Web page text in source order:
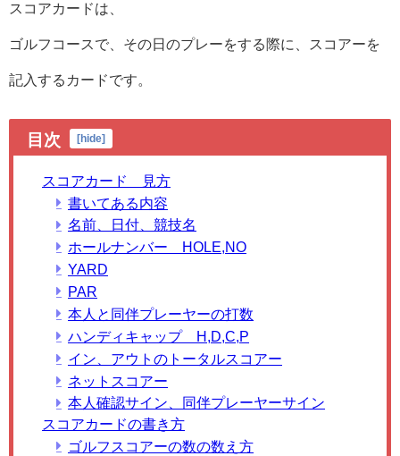
スコアカードは、
ゴルフコースで、その日のプレーをする際に、スコアーを
記入するカードです。
目次 [hide]
スコアカード 見方
書いてある内容
名前、日付、競技名
ホールナンバー HOLE,NO
YARD
PAR
本人と同伴プレーヤーの打数
ハンディキャップ H,D,C,P
イン、アウトのトータルスコアー
ネットスコアー
本人確認サイン、同伴プレーヤーサイン
スコアカードの書き方
ゴルフスコアーの数の数え方